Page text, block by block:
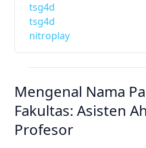
tsg4d
tsg4d
nitroplay
Mengenal Nama
Fakultas: Asisten
Profesor